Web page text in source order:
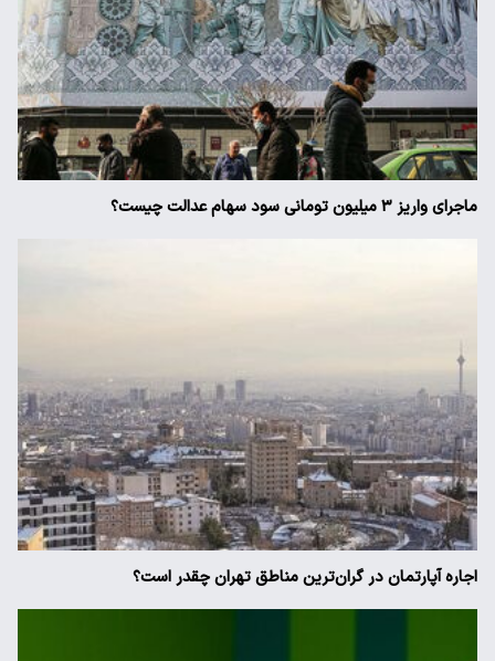
ماجرای واریز ۳ میلیون تومانی سود سهام عدالت چیست؟
اجاره آپارتمان در گران‌ترین مناطق تهران چقدر است؟